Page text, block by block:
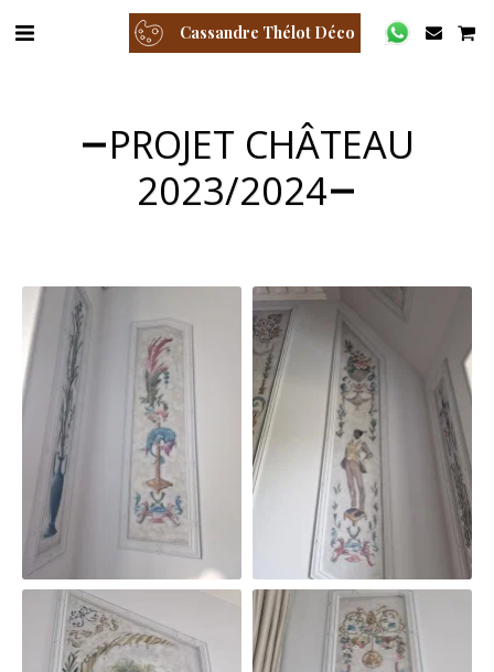
Cassandre Thélot Déco
PROJET CHÂTEAU
2023/2024